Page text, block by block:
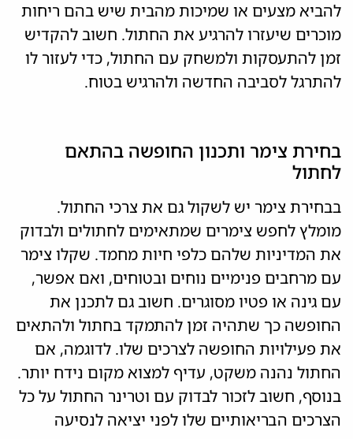
להביא מצעים או שמיכות מהבית שיש בהם ריחות
מוכרים שיעזרו להרגיע את החתול. חשוב להקדיש
זמן להתעסקות ולמשחק עם החתול, כדי לעזור לו
להתרגל לסביבה החדשה ולהרגיש בטוח.
בחירת צימר ותכנון החופשה בהתאם
לחתול
בבחירת צימר יש לשקול גם את צרכי החתול.
מומלץ לחפש צימרים שמתאימים לחתולים ולבדוק
את המדיניות שלהם כלפי חיות מחמד. שקלו צימר
עם מרחבים פנימיים נוחים ובטוחים, ואם אפשר,
עם גינה או פטיו מסוגרים. חשוב גם לתכנן את
החופשה כך שתהיה זמן להתמקד בחתול ולהתאים
את פעילויות החופשה לצרכים שלו. לדוגמה, אם
החתול נהנה משקט, עדיף למצוא מקום נידח יותר.
בנוסף, חשוב לזכור לבדוק עם וטרינר החתול על כל
הצרכים הבריאותיים שלו לפני יציאה לנסיעה